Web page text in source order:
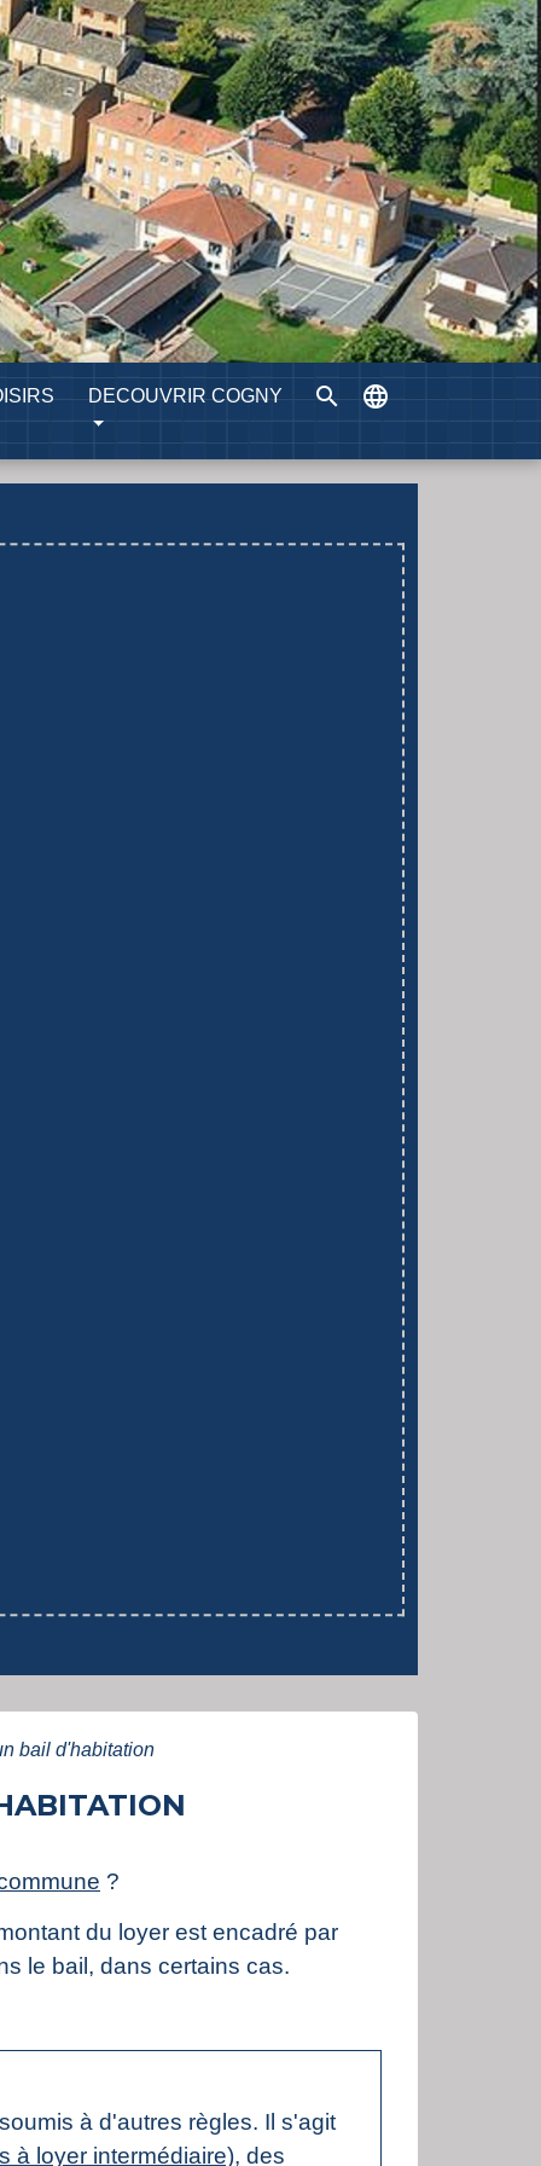
DECOUVRIR COGNY search language
bail d'habitation
?
du loyer est encadré par
le bail, dans certains cas.
à d'autres règles. Il s'agit
à loyer intermédiaire), des